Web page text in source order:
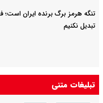
تنگه هرمز برگ برنده ایران
تبدیل نکنیم
تبلیغات متنی